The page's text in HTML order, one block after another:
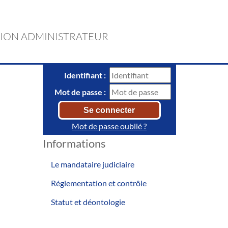
ADMINISTRATEUR
Identifiant :
Mot de passe :
Mot de passe oublié ?
Informations
Le mandataire judiciaire
Réglementation et contrôle
Statut et déontologie